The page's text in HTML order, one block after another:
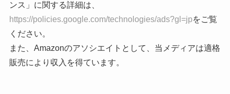
ンス」に関する詳細は、
https://policies.google.com/technologies/ads?gl=jpをご覧
ください。
また、Amazonのアソシエイトとして、当メディアは適格
販売により収入を得ています。